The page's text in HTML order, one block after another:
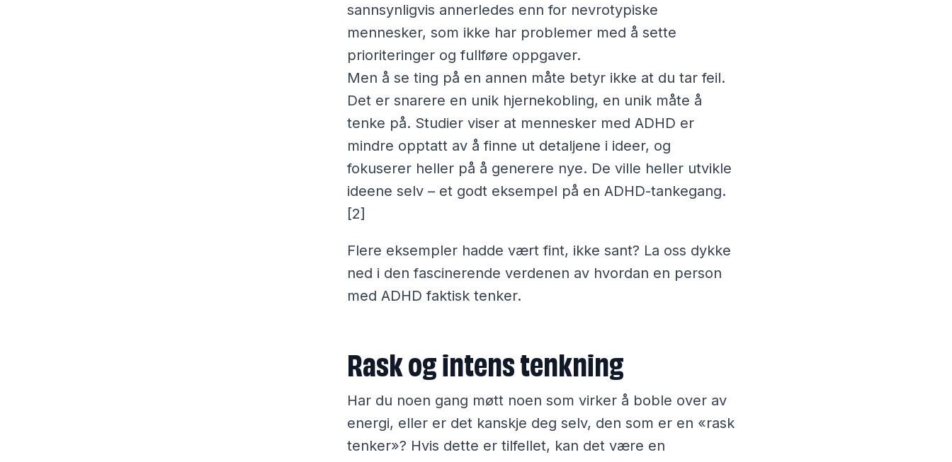
sannsynligvis annerledes enn for nevrotypiske
mennesker, som ikke har problemer med å sette
prioriteringer og fullføre oppgaver.
Men å se ting på en annen måte betyr ikke at du tar feil.
Det er snarere en unik hjernekobling, en unik måte å
tenke på. Studier viser at mennesker med ADHD er
mindre opptatt av å finne ut detaljene i ideer, og
fokuserer heller på å generere nye. De ville heller utvikle
ideene selv – et godt eksempel på en ADHD-tankegang.
[2]
Flere eksempler hadde vært fint, ikke sant? La oss dykke
ned i den fascinerende verdenen av hvordan en person
med ADHD faktisk tenker.
Rask og intens tenkning
Har du noen gang møtt noen som virker å boble over av
energi, eller er det kanskje deg selv, den som er en «rask
tenker»? Hvis dette er tilfellet, kan det være en